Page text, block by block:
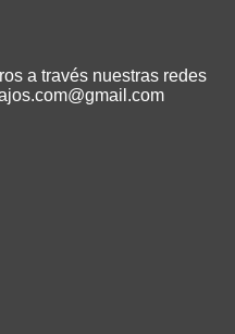
a través nuestras redes